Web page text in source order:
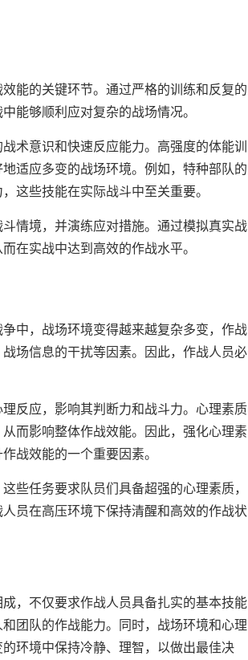
能的关键环节。通过严格的训练和反复的
能够顺利应对复杂的战场情况。
术意识和快速反应能力。高强度的体能训
适应多变的战场环境。例如，特种部队的
这些技能在实际战斗中至关重要。
情境，并演练应对措施。通过模拟真实战
在实战中达到高效的作战水平。
中，战场环境变得越来越复杂多变，作战
场信息的干扰等因素。因此，作战人员必
反应，影响其判断力和战斗力。心理素质
而影响整体作战效能。因此，强化心理素
战效能的一个重要因素。
些任务要求队员们具备超强的心理素质，
员在高压环境下保持清醒和高效的作战状
，不仅要求作战人员具备扎实的基本技能
团队的作战能力。同时，战场环境和心理
环境中保持冷静、理智，以做出最佳决